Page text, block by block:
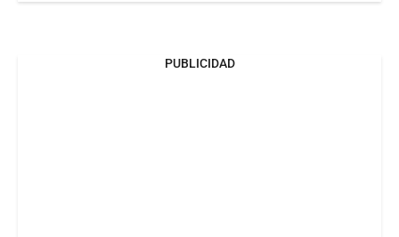
PUBLICIDAD